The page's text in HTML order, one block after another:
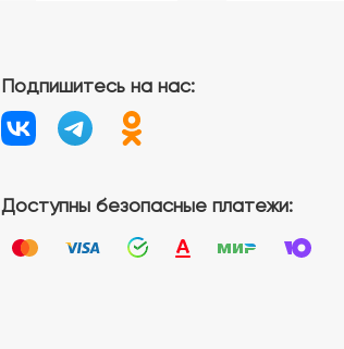
Подпишитесь на нас:
Доступны безопасные платежи: